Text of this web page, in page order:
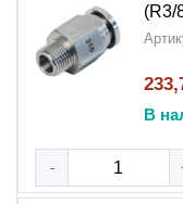
Визуальный
Монтажные
Проверьте
(R3/
В
-